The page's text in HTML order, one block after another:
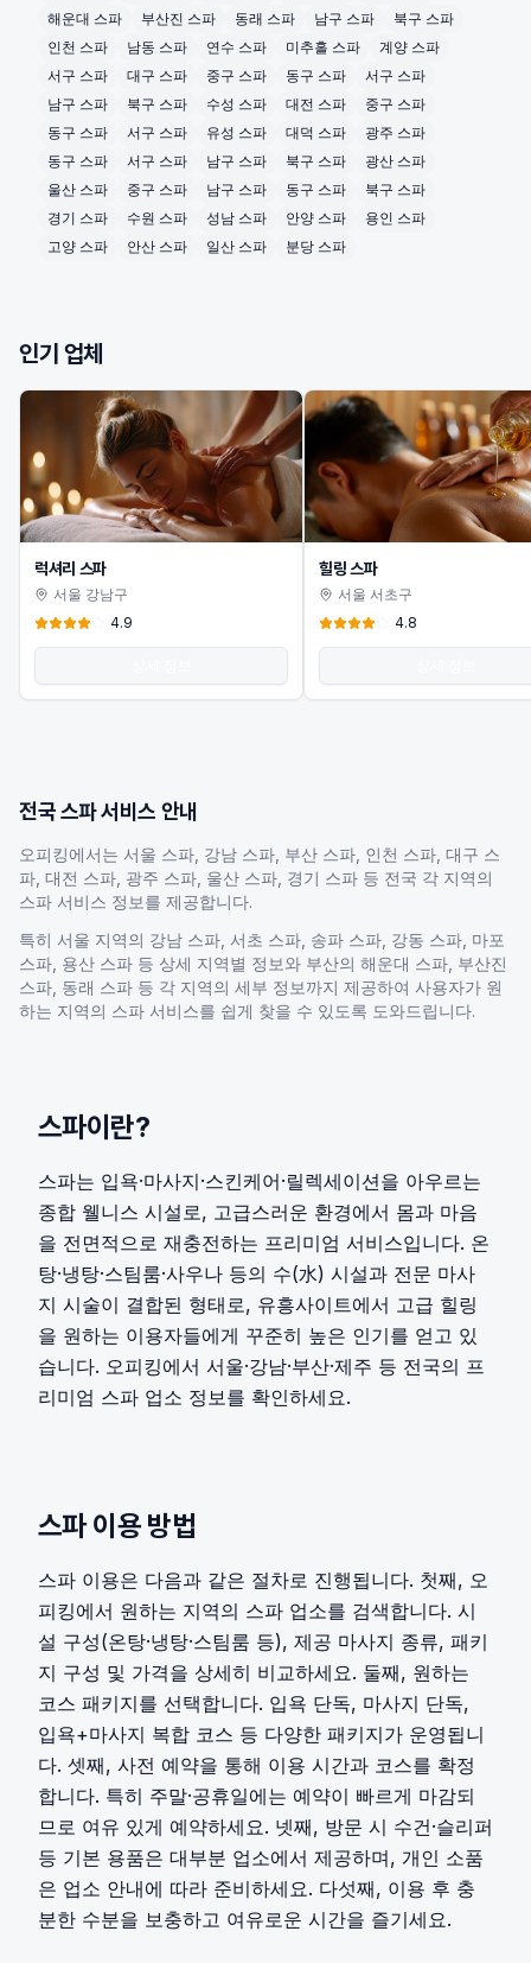
해운대 스파 부산진 스파 동래 스파 남구 스파 북구 스파
인천 스파 남동 스파 연수 스파 미추홀 스파 계양 스파
서구 스파 대구 스파 중구 스파 동구 스파 서구 스파
남구 스파 북구 스파 수성 스파 대전 스파 중구 스파
동구 스파 서구 스파 유성 스파 대덕 스파 광주 스파
동구 스파 서구 스파 남구 스파 북구 스파 광산 스파
울산 스파 중구 스파 남구 스파 동구 스파 북구 스파
경기 스파 수원 스파 성남 스파 안양 스파 용인 스파
고양 스파 안산 스파 일산 스파 분당 스파
인기 업체
럭셔리 스파
서울 강남구
4.9
힐링 스파
서울 서초구
4.8
전국스파서비스 안내
오피킹에서는 서울 스파 , 강남 스파 , 부산 스파 , 인천 스파 , 대구 스
파 , 대전 스파 , 광주 스파 , 울산 스파 , 경기 스파 등 전국 각 지역의
스파 서비스 정보를 제공합니다.
특히 서울 지역의 강남 스파 , 서초 스파 , 송파 스파 , 강동 스파 , 마포
스파 , 용산 스파 등 상세 지역별 정보와 부산의 해운대 스파 , 부산진
스파 , 동래 스파 등 각 지역의 세부 정보까지 제공하여 사용자가 원
하는 지역의 스파 서비스를 쉽게 찾을 수 있도록 도와드립니다.
스파이란?
스파는 입욕·마사지·스킨케어·릴렉세이션을 아우르는
종합 웰니스 시설로, 고급스러운 환경에서 몸과 마음
을 전면적으로 재충전하는 프리미엄 서비스입니다. 온
탕·냉탕·스팀룸·사우나 등의 수(水) 시설과 전문 마사
지 시술이 결합된 형태로, 유흥사이트에서 고급 힐링
을 원하는 이용자들에게 꾸준히 높은 인기를 얻고 있
습니다. 오피킹에서 서울·강남·부산·제주 등 전국의 프
리미엄 스파 업소 정보를 확인하세요.
스파이용 방법
스파 이용은 다음과 같은 절차로 진행됩니다. 첫째, 오
피킹에서 원하는 지역의 스파 업소를 검색합니다. 시
설 구성(온탕·냉탕·스팀룸 등), 제공 마사지 종류, 패키
지 구성 및 가격을 상세히 비교하세요. 둘째, 원하는
코스 패키지를 선택합니다. 입욕 단독, 마사지 단독,
입욕+마사지 복합 코스 등 다양한 패키지가 운영됩니
다. 셋째, 사전 예약을 통해 이용 시간과 코스를 확정
합니다. 특히 주말·공휴일에는 예약이 빠르게 마감되
므로 여유 있게 예약하세요. 넷째, 방문 시 수건·슬리퍼
등 기본 용품은 대부분 업소에서 제공하며, 개인 소품
은 업소 안내에 따라 준비하세요. 다섯째, 이용 후 충
분한 수분을 보충하고 여유로운 시간을 즐기세요.